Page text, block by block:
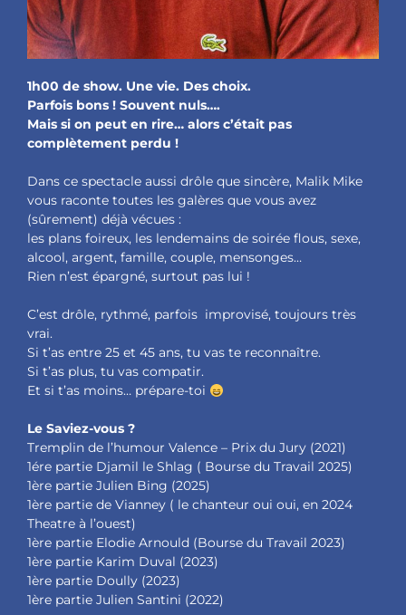
1h00 de show. Une vie. Des choix.
Parfois bons ! Souvent nuls….
Mais si on peut en rire… alors c’était pas
complètement perdu !
Dans ce spectacle aussi drôle que sincère, Malik Mike
vous raconte toutes les galères que vous avez
(sûrement) déjà vécues :
les plans foireux, les lendemains de soirée flous, sexe,
alcool, argent, famille, couple, mensonges…
Rien n’est épargné, surtout pas lui !
C’est drôle, rythmé, parfois improvisé, toujours très
vrai.
Si t’as entre 25 et 45 ans, tu vas te reconnaître.
Si t’as plus, tu vas compatir.
Et si t’as moins… prépare-toi
Le Saviez-vous ?
Tremplin de l’humour Valence – Prix du Jury (2021)
1ére partie Djamil le Shlag ( Bourse du Travail 2025)
1ère partie Julien Bing (2025)
1ère partie de Vianney ( le chanteur oui oui, en 2024
Theatre à l’ouest)
1ère partie Elodie Arnould (Bourse du Travail 2023)
1ère partie Karim Duval (2023)
1ère partie Doully (2023)
1ère partie Julien Santini (2022)